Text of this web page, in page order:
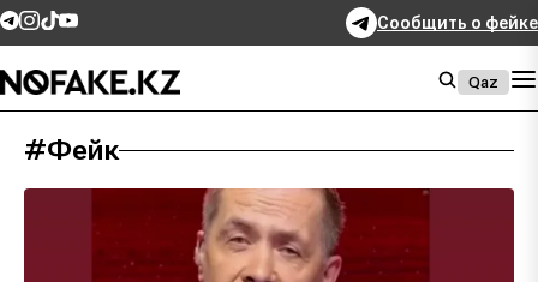
Сообщить о фейке
Qaz
#Фейк